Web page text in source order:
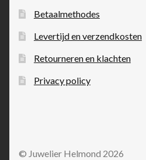
Betaalmethodes
Levertijd en verzendkosten
Retourneren en klachten
Privacy policy
© Juwelier Helmond 2026